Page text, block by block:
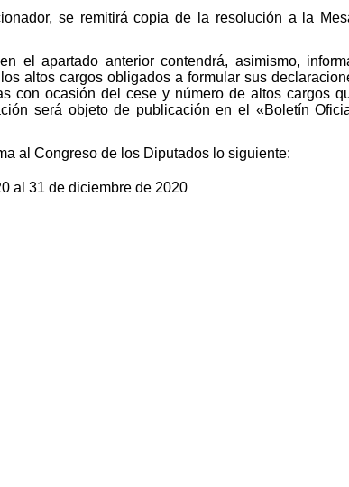
se remitirá copia de la resolución a la
el apartado anterior contendrá, asimismo,
altos cargos obligados a formular sus
con ocasión del cese y número de altos cargos
será objeto de publicación en el «Boletín
al Congreso de los Diputados lo siguiente:
al 31 de diciembre de 2020